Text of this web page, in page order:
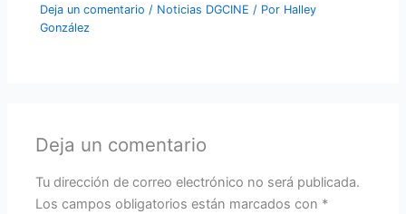
Deja un comentario / Noticias DGCINE / Por Halley
González
Deja un comentario
Tu dirección de correo electrónico no será publicada.
Los campos obligatorios están marcados con *